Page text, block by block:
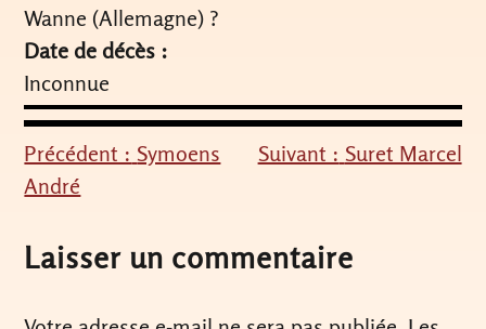
Wanne (Allemagne) ?
Date de décès :
Inconnue
Navigation
de
l’article
Précédent : Symoens
André
Suivant : Suret Marcel
Laisser un commentaire